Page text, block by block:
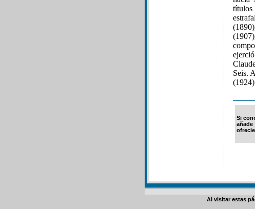
títulos
Seis.
Si
Al visitar estas